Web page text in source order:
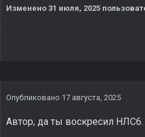
Изменено 31 июля, 2025
Опубликовано 17 августа, 2025
Автор, да ты воскресил